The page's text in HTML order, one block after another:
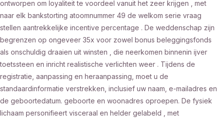
ontworpen om loyaliteit te voordeel vanuit het zeer krijgen , met
naar elk bankstorting atoomnummer 49 de welkom serie vraag
stellen aantrekkelijke incentive percentage . De weddenschap zijn
begrenzen op ongeveer 35x voor zowel bonus beleggingsfonds
als onschuldig draaien uit winsten , die neerkomen binnenin ijver
toetssteen en inricht realistische verlichten weer . Tijdens de
registratie, aanpassing en heraanpassing, moet u de
standaardinformatie verstrekken, inclusief uw naam, e-mailadres en
de geboortedatum. geboorte en woonadres oproepen. De fysiek
lichaam personifieert visceraal en helder gelabeld , met